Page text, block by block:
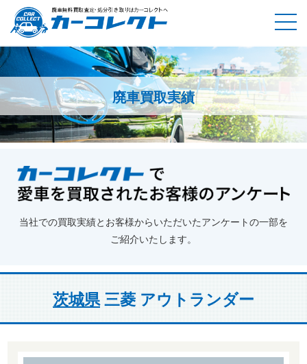
廃車買取実績
ホーム 廃車買取実績 茨城県 三菱 アウトランダー
当社での買取実績とお客様からいただいたアンケートの一部を
ご紹介いたします。
茨城県三菱 アウトランダー